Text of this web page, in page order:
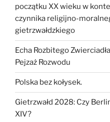
początku XX wieku w
czynnika religijno-
gietrzwałdzkiego
Echa Rozbitego
Pejzaż Rozwodu
Polska bez kołysek.
Gietrzwałd 2028: Czy
XIV?